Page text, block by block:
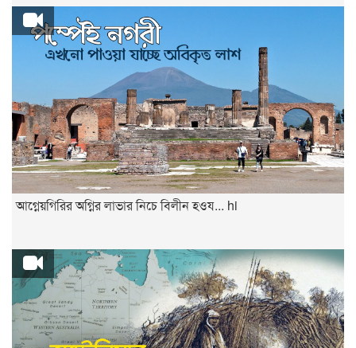
আগ্নেয়গিরির অগ্নির লাভার নিচে বিলীন হওয... hi